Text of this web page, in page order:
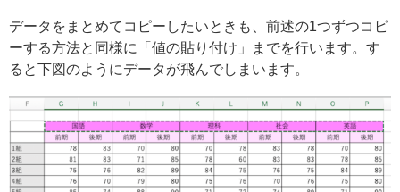
データをまとめてコピーしたいときも、前述の1つずつコピ
ーする方法と同様に「値の貼り付け」までを行います。す
ると下図のようにデータが飛んでしまいます。